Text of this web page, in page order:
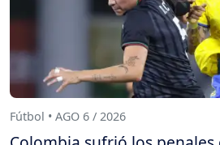
Fútbol • AGO 6 / 2026